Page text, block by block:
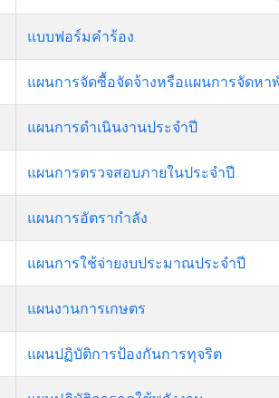
แบบฟอร์มคำร้อง
แผนการจัดซื้อจัดจ้างหรือแผนการจัดหา
แผนการดำเนินงานประจำปี
แผนการตรวจสอบภายในประจำปี
แผนการอัตรากำลัง
แผนการใช้จ่ายงบประมาณประจำปี
แผนงานการเกษตร
แผนปฏิบัติการป้องกันการทุจริต